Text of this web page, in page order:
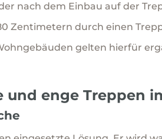
nach dem Einbau auf der
Zentimetern durch einen
gelten hierfür
und enge Treppen